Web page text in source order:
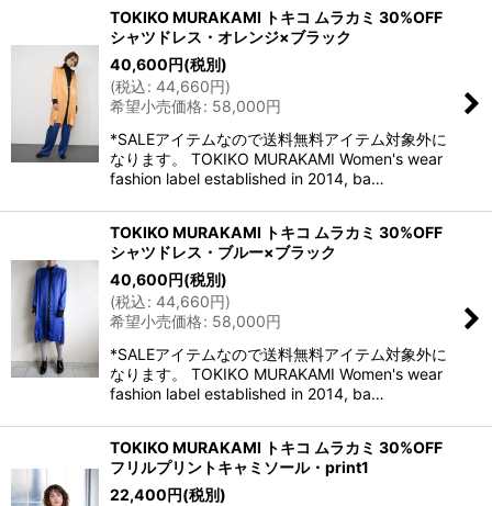
TOKIKO MURAKAMI トキコ ムラカミ 30%OFF
シャツドレス・オレンジ×ブラック
40,600円(税別)
(税込: 44,660円)
希望小売価格: 58,000円
*SALEアイテムなので送料無料アイテム対象外に
なります。 TOKIKO MURAKAMI Women's wear
fashion label established in 2014, ba…
TOKIKO MURAKAMI トキコ ムラカミ 30%OFF
シャツドレス・ブルー×ブラック
40,600円(税別)
(税込: 44,660円)
希望小売価格: 58,000円
*SALEアイテムなので送料無料アイテム対象外に
なります。 TOKIKO MURAKAMI Women's wear
fashion label established in 2014, ba…
TOKIKO MURAKAMI トキコ ムラカミ 30%OFF
フリルプリントキャミソール・print1
22,400円(税別)